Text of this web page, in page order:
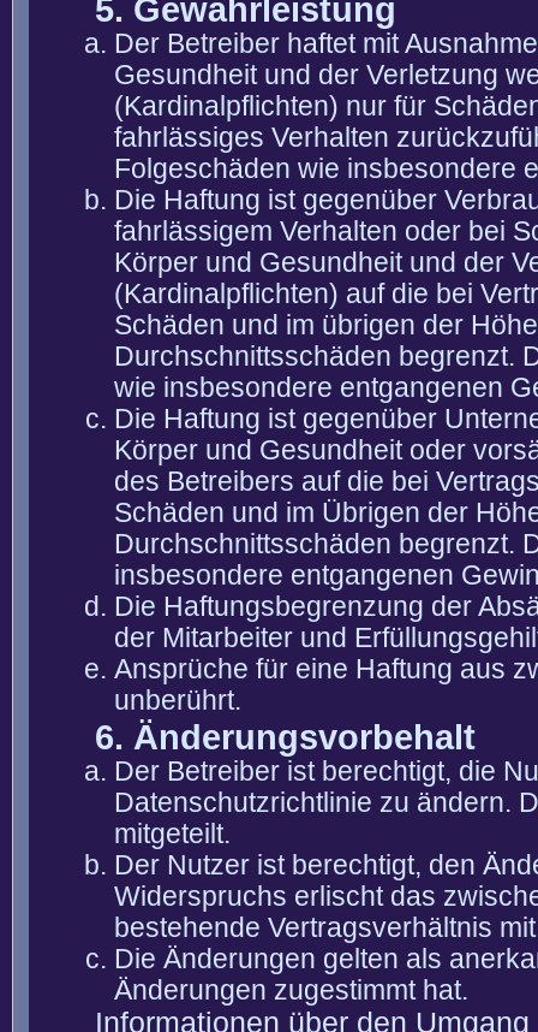
5. Gewährleistung
Der Betreiber haftet mit
Gesundheit und der Verletzung
(Kardinalpflichten) nur für
fahrlässiges Verhalten
Folgeschäden wie insbesondere
Die Haftung ist gegenüber
fahrlässigem Verhalten oder bei
Körper und Gesundheit und der
(Kardinalpflichten) auf die bei
Schäden und im übrigen der
Durchschnittsschäden begrenzt.
wie insbesondere entgangenen
Die Haftung ist gegenüber
Körper und Gesundheit oder
des Betreibers auf die bei
Schäden und im Übrigen der
Durchschnittsschäden begrenzt.
insbesondere entgangenen
Die Haftungsbegrenzung der
der Mitarbeiter und
Ansprüche für eine Haftung aus
unberührt.
6. Änderungsvorbehalt
Der Betreiber ist berechtigt, die
Datenschutzrichtlinie zu ändern.
mitgeteilt.
Der Nutzer ist berechtigt, den
Widerspruchs erlischt das
bestehende Vertragsverhältnis
Die Änderungen gelten als
Änderungen zugestimmt hat.
Informationen über den